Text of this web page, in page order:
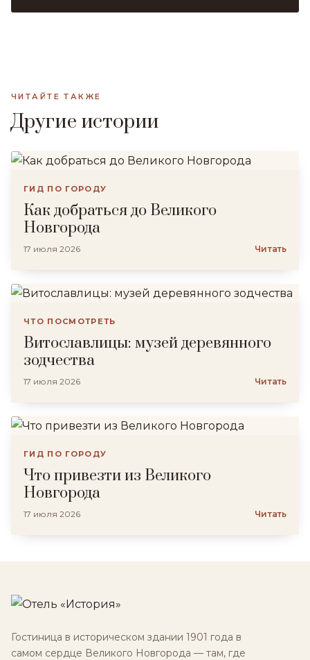
ЧИТАЙТЕ ТАКЖЕ
Другие истории
ГИД ПО ГОРОДУ
Как добраться до Великого
Новгорода
17 июля 2026 Читать
ЧТО ПОСМОТРЕТЬ
Витославлицы: музей деревянного
зодчества
17 июля 2026 Читать
ГИД ПО ГОРОДУ
Что привезти из Великого
Новгорода
17 июля 2026 Читать
Гостиница в историческом здании 1901 года в
самом сердце Великого Новгорода — там, где